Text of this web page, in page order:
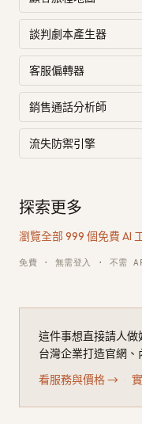
談判劇本產生器
客服偏轉器
銷售通話分析師
流失防禦引擎
探索更多
瀏覽全部 999 個免費 AI
免費 · 無需登入 · 不需
這件事想直接請人做
台灣企業打造官網、
看服務與價格→